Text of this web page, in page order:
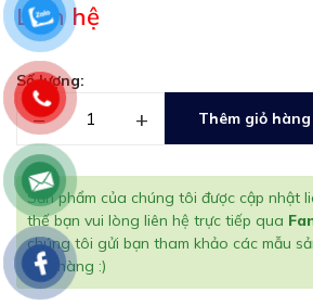
Liên hệ
Số lượng:
– + Thêm giỏ hàng
Sản phẩm của chúng tôi được cập nhật
thế bạn vui lòng liên hệ trực tiếp qua
chúng tôi gửi bạn tham khảo các mẫu
cửa hàng :)